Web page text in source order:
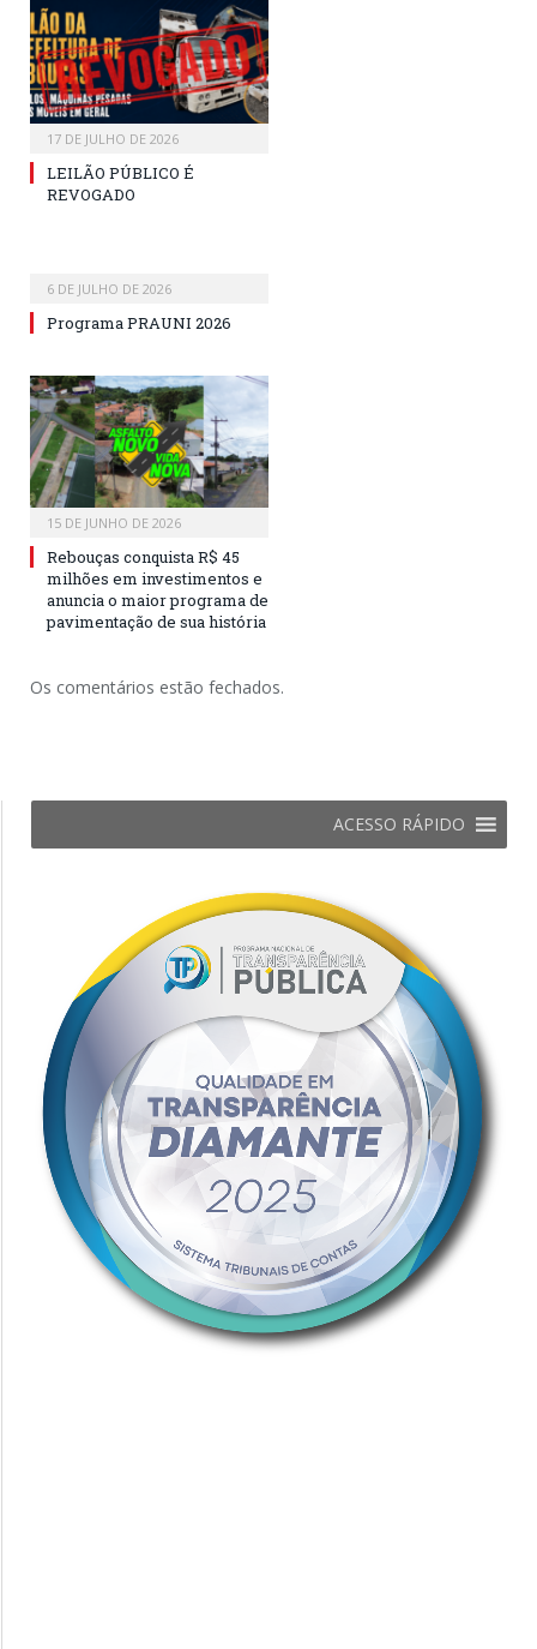
17 DE JULHO DE 2026
LEILÃO PÚBLICO É
REVOGADO
6 DE JULHO DE 2026
Programa PRAUNI 2026
15 DE JUNHO DE 2026
Rebouças conquista R$ 45
milhões em investimentos e
anuncia o maior programa de
pavimentação de sua história
Os comentários estão fechados.
ACESSO RÁPIDO